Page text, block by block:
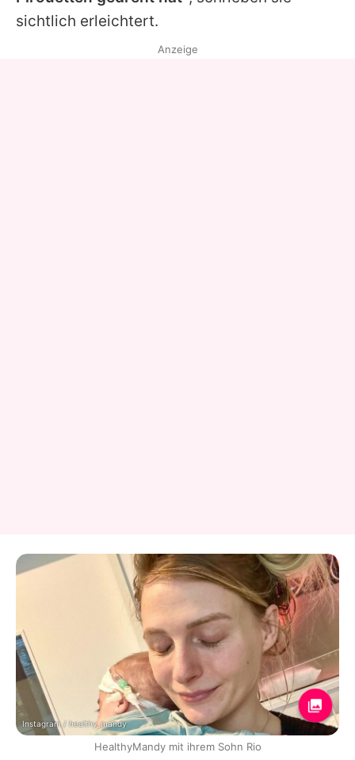
sichtlich erleichtert.
Anzeige
Instagram / healthy_mandy
HealthyMandy mit ihrem Sohn Rio